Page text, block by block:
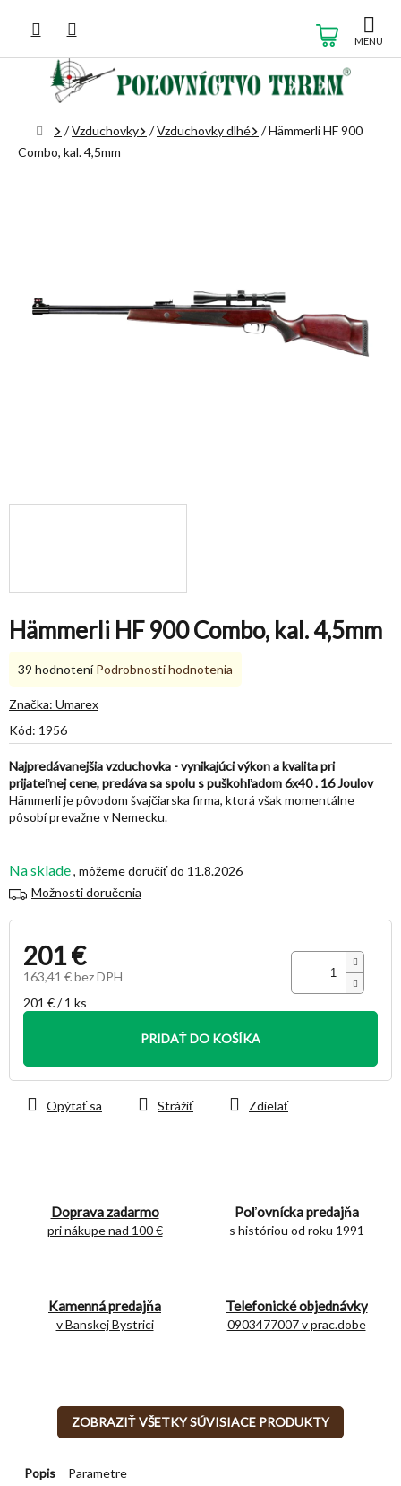
obsah
KOŠÍK
Domov
/Vzduchovky /Vzduchovky dlhé /Hämmerli HF 900
Combo, kal. 4,5mm
Hämmerli HF 900 Combo, kal. 4,5mm
Kód: 1956
Na sklade
11.8.2026
Možnosti doručenia
201 €
163,41 € bez DPH
Jednotková
cena:
201 € / 1 ks
PRIDAŤ DO KOŠÍKA
Doprava zadarmo
pri nákupe nad 100 €
Poľovnícka predajňa
s históriou od roku 1991
Kamenná predajňa
v Banskej Bystrici
Telefonické objednávky
0903477007 v prac.dobe
Najpredávanejšia vzduchovka - vynikajúci výkon a kvalita pri
prijateľnej cene, predáva sa spolu s puškohľadom 6x40 . 16 Joulov
Hämmerli je pôvodom švajčiarska firma, ktorá však momentálne
pôsobí prevažne v Nemecku.
Opýtať sa Strážiť Zdieľať
Priemerné
produktu
4,8
5
hviezdičiek.
39 hodnotení Podrobnosti hodnotenia
Značka: Umarex
ZOBRAZIŤ VŠETKY SÚVISIACE PRODUKTY
Popis Parametre